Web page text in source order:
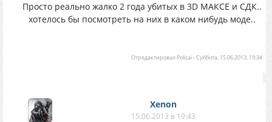
Просто реально жалко 2 года убитых в 3D МАКСЕ и СДК..
хотелось бы посмотреть на них в каком нибудь моде..
Отредактировал Policai-Суббота, 15.06.2013, 19:34
Xenon
15.06.2013 в 19:43